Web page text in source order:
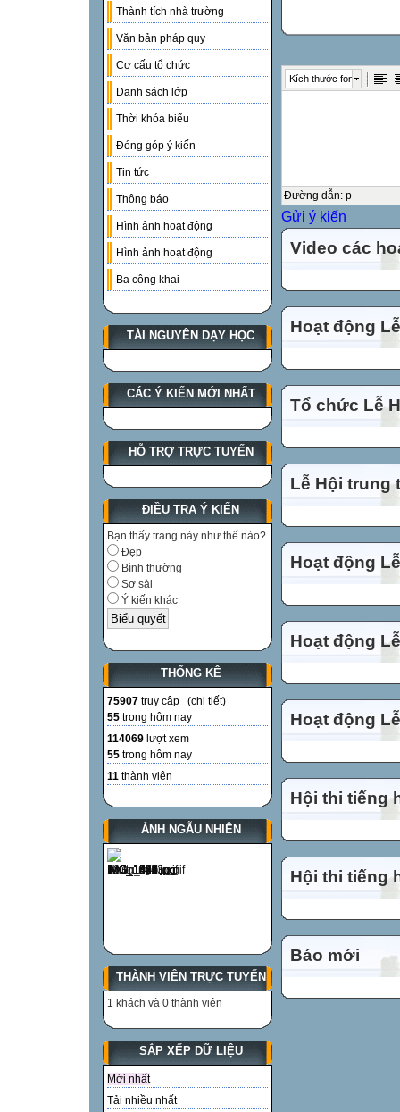
Thành tích nhà trường
Văn bản pháp quy
Cơ cấu tổ chức
Danh sách lớp
Thời khóa biểu
Đóng góp ý kiến
Tin tức
Thông báo
Hình ảnh hoạt động
Hình ảnh hoạt động
Ba công khai
TÀI NGUYÊN DẠY HỌC
CÁC Ý KIẾN MỚI NHẤT
HỖ TRỢ TRỰC TUYẾN
ĐIỀU TRA Ý KIẾN
Bạn thấy trang này như thế nào?
Đẹp
Bình thường
Sơ sài
Ý kiến khác
THỐNG KÊ
75907 truy cập (chi tiết)
55 trong hôm nay
114069 lượt xem
55 trong hôm nay
11 thành viên
ẢNH NGẪU NHIÊN
THÀNH VIÊN TRỰC TUYẾN
1 khách và 0 thành viên
SẮP XẾP DỮ LIỆU
Mới nhất
Tải nhiều nhất
Kích thước font
Đường dẫn: p
Gửi ý kiến
Video các
Hoạt động
Tổ chức Lễ
Lễ Hội trung
Hoạt động
Hoạt động
Hoạt động
Hội thi tiếng
Hội thi tiếng
Báo mới